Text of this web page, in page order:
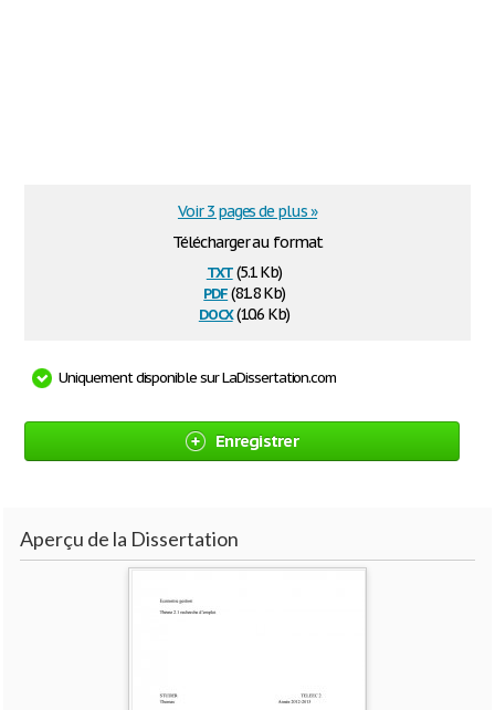
Télécharger au format
txt(5.1 Kb)
pdf(81.8 Kb)
docx(10.6 Kb)
Voir 3 pages de plus »
Uniquement disponible sur LaDissertation.com
Enregistrer
Aperçu de la Dissertation